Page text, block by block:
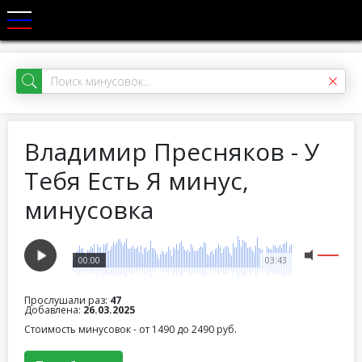
Владимир Пресняков - У
Тебя Есть Я минус,
минусовка
03:43
00:00
Прослушали раз: 47
Добавлена: 26.03.2025
Стоимость минусовок - от 1490 до 2490 руб.